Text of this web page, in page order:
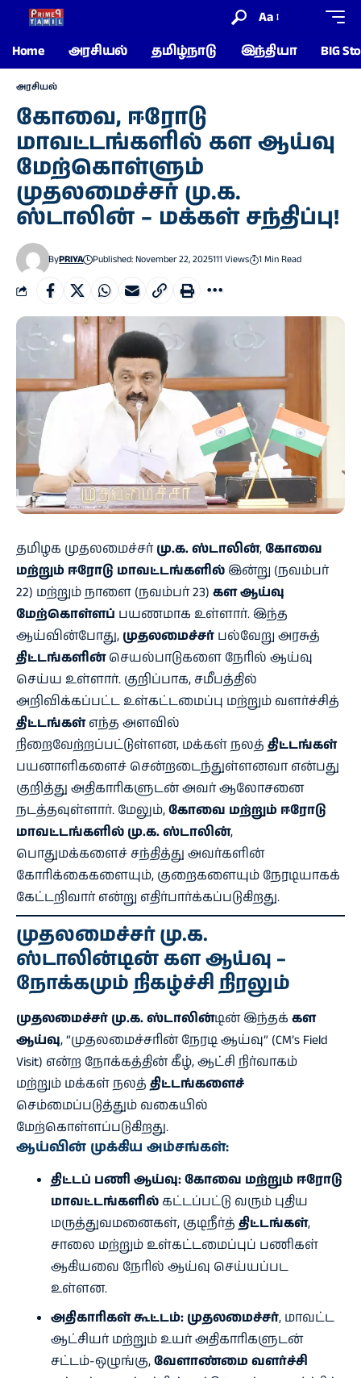
Aa
Home
அரசியல் தமிழ்நாடு இந்தியா BIG
அரசியல்
கோவை, ஈரோடு
மாவட்டங்களில் கள ஆய்வு
மேற்கொள்ளும்
முதலமைச்சர் மு.க.
ஸ்டாலின் – மக்கள் சந்திப்பு!
ByPRIYA Published: November 22, 2025111 Views 1 Min Read
தமிழக முதலமைச்சர்மு.க. ஸ்டாலின்,கோவை
மற்றும் ஈரோடு மாவட்டங்களில் இன்று (நவம்பர்
22) மற்றும் நாளை (நவம்பர் 23) கள ஆய்வு
மேற்கொள்ளப் பயணமாக உள்ளார். இந்த
ஆய்வின்போது, முதலமைச்சர் பல்வேறு அரசுத்
திட்டங்களின்செயல்பாடுகளை நேரில் ஆய்வு
செய்ய உள்ளார். குறிப்பாக, சமீபத்தில்
அறிவிக்கப்பட்ட உள்கட்டமைப்பு மற்றும் வளர்ச்சித்
திட்டங்கள்எந்த அளவில்
நிறைவேற்றப்பட்டுள்ளன, மக்கள் நலத் திட்டங்கள்
பயனாளிகளைச் சென்றடைந்துள்ளனவா என்பது
குறித்து அதிகாரிகளுடன் அவர் ஆலோசனை
நடத்தவுள்ளார். மேலும்,கோவை மற்றும் ஈரோடு
மாவட்டங்களில் மு.க. ஸ்டாலின்,
பொதுமக்களைச் சந்தித்து அவர்களின்
கோரிக்கைகளையும், குறைகளையும் நேரடியாகக்
கேட்டறிவார் என்று எதிர்பார்க்கப்படுகிறது.
முதலமைச்சர் மு.க.
ஸ்டாலின்டின் கள ஆய்வு –
நோக்கமும் நிகழ்ச்சி நிரலும்
முதலமைச்சர் மு.க. ஸ்டாலின்டின் இந்தக் கள
ஆய்வு, “முதலமைச்சரின் நேரடி ஆய்வு” (CM’s Field
Visit) என்ற நோக்கத்தின் கீழ், ஆட்சி நிர்வாகம்
மற்றும் மக்கள் நலத் திட்டங்களைச்
செம்மைப்படுத்தும் வகையில்
மேற்கொள்ளப்படுகிறது.
ஆய்வின் முக்கிய அம்சங்கள்:
திட்டப் பணி ஆய்வு:கோவை மற்றும் ஈரோடு
மாவட்டங்களில்கட்டப்பட்டு வரும் புதிய
மருத்துவமனைகள், குடிநீர்த் திட்டங்கள்,
சாலை மற்றும் உள்கட்டமைப்புப் பணிகள்
ஆகியவை நேரில் ஆய்வு செய்யப்பட
உள்ளன.
அதிகாரிகள் கூட்டம்: முதலமைச்சர், மாவட்ட
ஆட்சியர் மற்றும் உயர் அதிகாரிகளுடன்
சட்டம்-ஒழுங்கு,வேளாண்மை வளர்ச்சி